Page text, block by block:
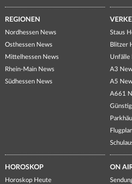
REGIONEN
Nordhessen News
Osthessen News
Mittelhessen News
Rhein-Main News
Südhessen News
Staus
Blitzer
Unfälle
A3
A5
A661
HOROSKOP
Horoskop Heute
ON